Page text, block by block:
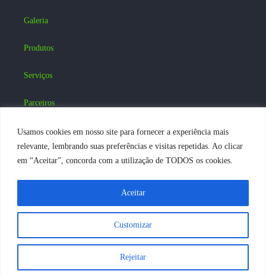
Usamos cookies em nosso site para fornecer a experiência mais
relevante, lembrando suas preferências e visitas repetidas. Ao clicar
em “Aceitar”, concorda com a utilização de TODOS os cookies.
Customizar
Rejeitar
Aceitar
Galeria
Produtos
Serviços
Parceiros
Blog
Contatos
Acesse nossas Redes Sociais :